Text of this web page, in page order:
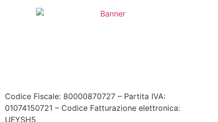
Codice Fiscale: 80000870727 – Partita IVA:
01074150721 – Codice Fatturazione elettronica:
UFYSH5